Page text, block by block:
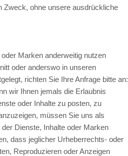
Zweck, ohne unsere ausdrückliche
Marken anderweitig nutzen
oder anderswo in unseren
richten Sie Ihre Anfrage bitte an:
wir Ihnen jemals die Erlaubnis
oder Inhalte zu posten, zu
müssen Sie uns als
Dienste, Inhalte oder Marken
dass jeglicher Urheberrechts- oder
Reproduzieren oder Anzeigen